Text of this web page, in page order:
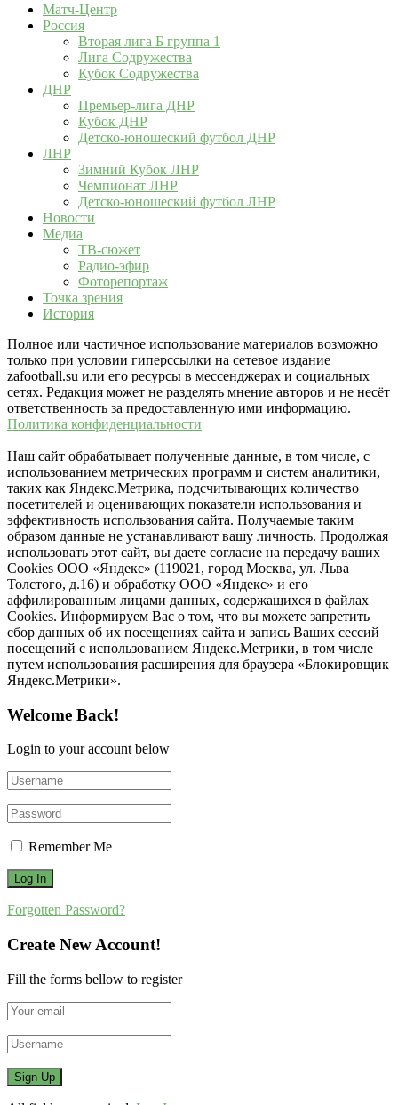
Матч-Центр
Россия
Вторая лига Б группа 1
Лига Содружества
Кубок Содружества
ДНР
Премьер-лига ДНР
Кубок ДНР
Детско-юношеский футбол ДНР
ЛНР
Зимний Кубок ЛНР
Чемпионат ЛНР
Детско-юношеский футбол ЛНР
Новости
Медиа
ТВ-сюжет
Радио-эфир
Фоторепортаж
Точка зрения
История
Полное или частичное использование материалов возможно
только при условии гиперссылки на сетевое издание
zafootball.su или его ресурсы в мессенджерах и социальных
сетях. Редакция может не разделять мнение авторов и не несёт
ответственность за предоставленную ими информацию.
Политика конфиденциальности
Наш сайт обрабатывает полученные данные, в том числе, с
использованием метрических программ и систем аналитики,
таких как Яндекс.Метрика, подсчитывающих количество
посетителей и оценивающих показатели использования и
эффективность использования сайта. Получаемые таким
образом данные не устанавливают вашу личность. Продолжая
использовать этот сайт, вы даете согласие на передачу ваших
Cookies ООО «Яндекс» (119021, город Москва, ул. Льва
Толстого, д.16) и обработку ООО «Яндекс» и его
аффилированным лицами данных, содержащихся в файлах
Cookies. Информируем Вас о том, что вы можете запретить
сбор данных об их посещениях сайта и запись Ваших сессий
посещений с использованием Яндекс.Метрики, в том числе
путем использования расширения для браузера «Блокировщик
Яндекс.Метрики».
Welcome Back!
Login to your account below
Remember Me
Forgotten Password?
Create New Account!
Fill the forms bellow to register